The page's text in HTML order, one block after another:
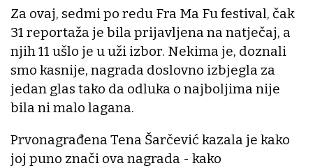
Za ovaj, sedmi po redu Fra Ma Fu festival, čak
31 reportaža je bila prijavljena na natječaj, a
njih 11 ušlo je u uži izbor. Nekima je, doznali
smo kasnije, nagrada doslovno izbjegla za
jedan glas tako da odluka o najboljima nije
bila ni malo lagana.
Prvonagrađena Tena Šarčević kazala je kako
joj puno znači ova nagrada - kako